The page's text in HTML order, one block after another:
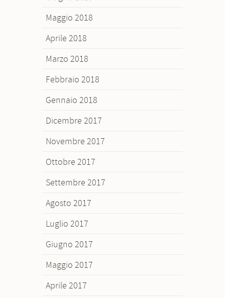
Maggio 2018
Aprile 2018
Marzo 2018
Febbraio 2018
Gennaio 2018
Dicembre 2017
Novembre 2017
Ottobre 2017
Settembre 2017
Agosto 2017
Luglio 2017
Giugno 2017
Maggio 2017
Aprile 2017